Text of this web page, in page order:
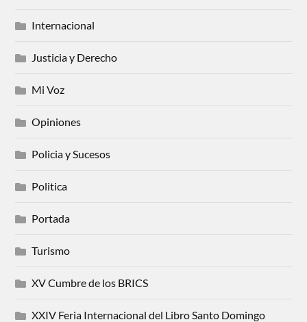
Internacional
Justicia y Derecho
Mi Voz
Opiniones
Policia y Sucesos
Politica
Portada
Turismo
XV Cumbre de los BRICS
XXIV Feria Internacional del Libro Santo Domingo